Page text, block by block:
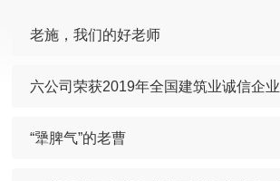
老施，我们的好老师
六公司荣获2019年全国建筑业诚信企业
“犟脾气”的老曹